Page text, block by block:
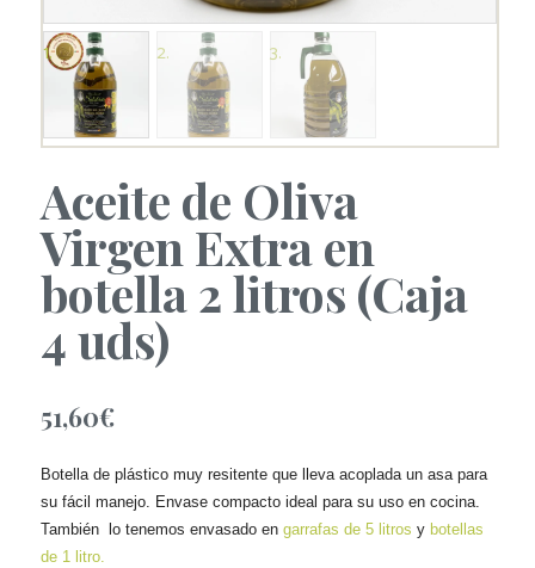
Aceite de Oliva
Virgen Extra en
botella 2 litros (Caja
4 uds)
51,60€
Botella de plástico muy resitente que lleva acoplada un asa para
su fácil manejo. Envase compacto ideal para su uso en cocina.
También lo tenemos envasado en garrafas de 5 litros y botellas
de 1 litro.